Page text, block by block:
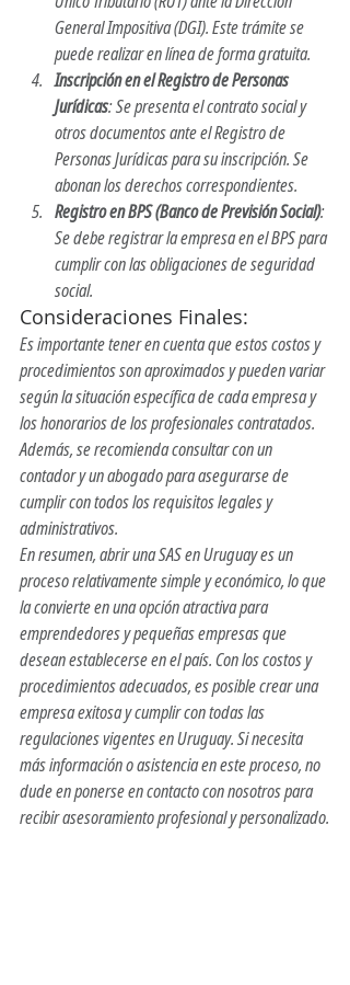
General Impositiva (DGI). Este trámite se
puede realizar en línea de forma gratuita.
Inscripción en el Registro de Personas
Jurídicas: Se presenta el contrato social y
otros documentos ante el Registro de
Personas Jurídicas para su inscripción. Se
abonan los derechos correspondientes.
Registro en BPS (Banco de Previsión Social):
Se debe registrar la empresa en el BPS para
cumplir con las obligaciones de seguridad
social.
Consideraciones Finales:
Es importante tener en cuenta que estos costos y
procedimientos son aproximados y pueden variar
según la situación específica de cada empresa y
los honorarios de los profesionales contratados.
Además, se recomienda consultar con un
contador y un abogado para asegurarse de
cumplir con todos los requisitos legales y
administrativos.
En resumen, abrir una SAS en Uruguay es un
proceso relativamente simple y económico, lo que
la convierte en una opción atractiva para
emprendedores y pequeñas empresas que
desean establecerse en el país. Con los costos y
procedimientos adecuados, es posible crear una
empresa exitosa y cumplir con todas las
regulaciones vigentes en Uruguay. Si necesita
más información o asistencia en este proceso, no
dude en ponerse en contacto con nosotros para
recibir asesoramiento profesional y personalizado.